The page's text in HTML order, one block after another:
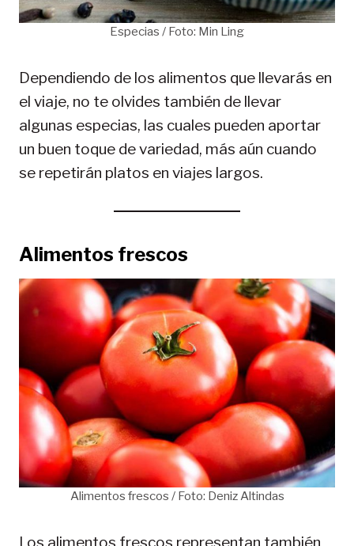
Especias / Foto: Min Ling
Dependiendo de los alimentos que llevarás en
el viaje, no te olvides también de llevar
algunas especias, las cuales pueden aportar
un buen toque de variedad, más aún cuando
se repetirán platos en viajes largos.
Alimentos frescos
Alimentos frescos / Foto: Deniz Altindas